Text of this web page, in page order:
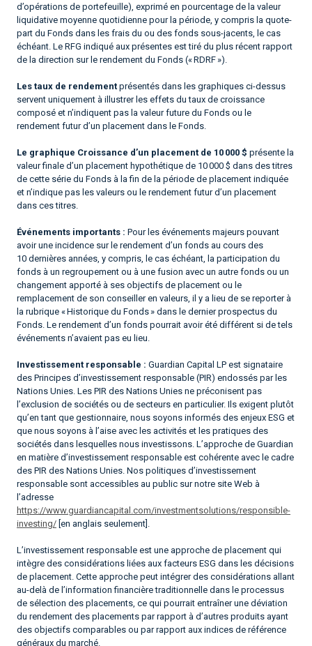
d’opérations de portefeuille), exprimé en pourcentage de la valeur
liquidative moyenne quotidienne pour la période, y compris la quote-
part du Fonds dans les frais du ou des fonds sous-jacents, le cas
échéant. Le RFG indiqué aux présentes est tiré du plus récent rapport
de la direction sur le rendement du Fonds (« RDRF »).
Les taux de rendement présentés dans les graphiques ci-dessus
servent uniquement à illustrer les effets du taux de croissance
composé et n’indiquent pas la valeur future du Fonds ou le
rendement futur d’un placement dans le Fonds.
Le graphique Croissance d’un placement de 10 000 $ présente la
valeur finale d’un placement hypothétique de 10 000 $ dans des titres
de cette série du Fonds à la fin de la période de placement indiquée
et n’indique pas les valeurs ou le rendement futur d’un placement
dans ces titres.
Événements importants : Pour les événements majeurs pouvant
avoir une incidence sur le rendement d’un fonds au cours des
10 dernières années, y compris, le cas échéant, la participation du
fonds à un regroupement ou à une fusion avec un autre fonds ou un
changement apporté à ses objectifs de placement ou le
remplacement de son conseiller en valeurs, il y a lieu de se reporter à
la rubrique « Historique du Fonds » dans le dernier prospectus du
Fonds. Le rendement d’un fonds pourrait avoir été différent si de tels
événements n’avaient pas eu lieu.
Investissement responsable : Guardian Capital LP est signataire
des Principes d’investissement responsable (PIR) endossés par les
Nations Unies. Les PIR des Nations Unies ne préconisent pas
l’exclusion de sociétés ou de secteurs en particulier. Ils exigent plutôt
qu’en tant que gestionnaire, nous soyons informés des enjeux ESG et
que nous soyons à l’aise avec les activités et les pratiques des
sociétés dans lesquelles nous investissons. L’approche de Guardian
en matière d’investissement responsable est cohérente avec le cadre
des PIR des Nations Unies. Nos politiques d’investissement
responsable sont accessibles au public sur notre site Web à
l’adresse
https://www.guardiancapital.com/investmentsolutions/responsible-
investing/ [en anglais seulement].
L’investissement responsable est une approche de placement qui
intègre des considérations liées aux facteurs ESG dans les décisions
de placement. Cette approche peut intégrer des considérations allant
au-delà de l’information financière traditionnelle dans le processus
de sélection des placements, ce qui pourrait entraîner une déviation
du rendement des placements par rapport à d’autres produits ayant
des objectifs comparables ou par rapport aux indices de référence
généraux du marché.